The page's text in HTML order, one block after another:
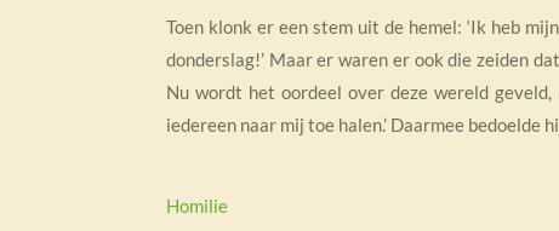
Toen klonk er een stem uit de hemel: ‘Ik heb
donderslag!’ Maar er waren er ook die zeiden
Nu wordt het oordeel over deze wereld
iedereen naar mij toe halen.’ Daarmee bedoelde
Homilie